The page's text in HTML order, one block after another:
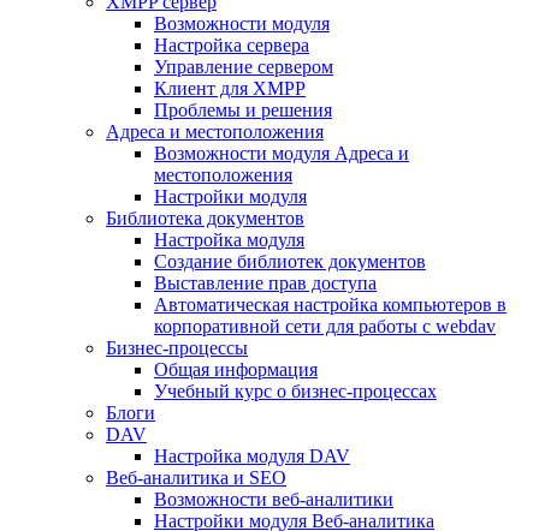
Возможности модуля
Настройка сервера
Управление сервером
Клиент для XMPP
Проблемы и решения
Адреса и местоположения
Возможности модуля Адреса и
местоположения
Настройки модуля
Библиотека документов
Настройка модуля
Создание библиотек документов
Выставление прав доступа
Автоматическая настройка компьютеров в
корпоративной сети для работы с webdav
Бизнес-процессы
Общая информация
Учебный курс о бизнес-процессах
Блоги
DAV
Настройка модуля DAV
Веб-аналитика и SEO
Возможности веб-аналитики
Настройки модуля Веб-аналитика